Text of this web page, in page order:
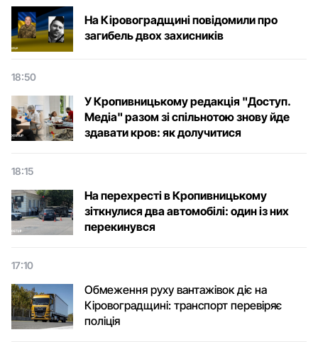
На Кіровоградщині повідомили про
загибель двох захисників
18:50
У Кропивницькому редакція "Доступ.
Медіа" разом зі спільнотою знову йде
здавати кров: як долучитися
18:15
На перехресті в Кропивницькому
зіткнулися два автомобілі: один із них
перекинувся
17:10
Обмеження руху вантажівок діє на
Кіровоградщині: транспорт перевіряє
поліція